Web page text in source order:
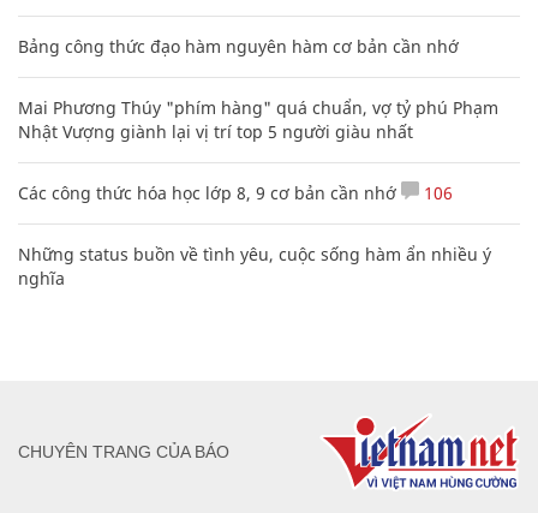
Bảng công thức đạo hàm nguyên hàm cơ bản cần nhớ
Mai Phương Thúy "phím hàng" quá chuẩn, vợ tỷ phú Phạm
Nhật Vượng giành lại vị trí top 5 người giàu nhất
Các công thức hóa học lớp 8, 9 cơ bản cần nhớ 106
Những status buồn về tình yêu, cuộc sống hàm ẩn nhiều ý
nghĩa
CHUYÊN TRANG CỦA BÁO